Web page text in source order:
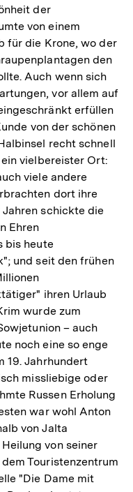
der
von einem
für die Krone, wo der
den
Auch wenn sich
vor allem auf
erfüllen
von der schönen
recht schnell
vielbereister Ort:
viele andere
dort ihre
schickte die
Ehren
bis heute
und seit den frühen
ihren Urlaub
wurde zum
– auch
noch eine so enge
19. Jahrhundert
missliebige oder
Russen Erholung
war wohl Anton
von Jalta
von seiner
Touristenzentrum
"Die Dame mit